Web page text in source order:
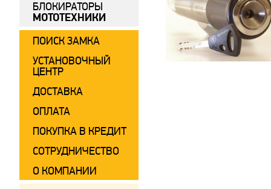
БЛОКИРАТОРЫ
МОТОТЕХНИКИ
ПОИСК ЗАМКА
УСТАНОВОЧНЫЙ
ЦЕНТР
ДОСТАВКА
ОПЛАТА
ПОКУПКА В КРЕДИТ
СОТРУДНИЧЕСТВО
О КОМПАНИИ